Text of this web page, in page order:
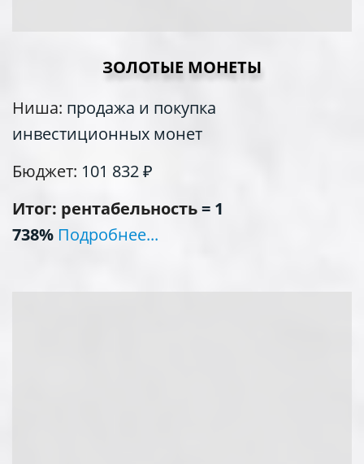
ЗОЛОТЫЕ МОНЕТЫ
Ниша: продажа и покупка
инвестиционных монет
Бюджет: 101 832₽
Итог: рентабельность= 1
738% Подробнее...